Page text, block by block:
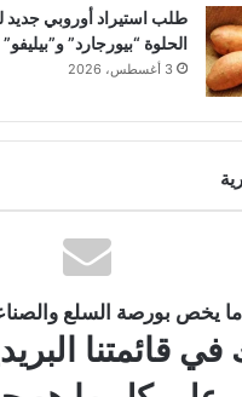
طلب استيراد أوروبي جديد
الحلوة “بيورجارد” و”بيليفو”
3 أغسطس، 2026
يخص بورصة السلع
في قائمتنا